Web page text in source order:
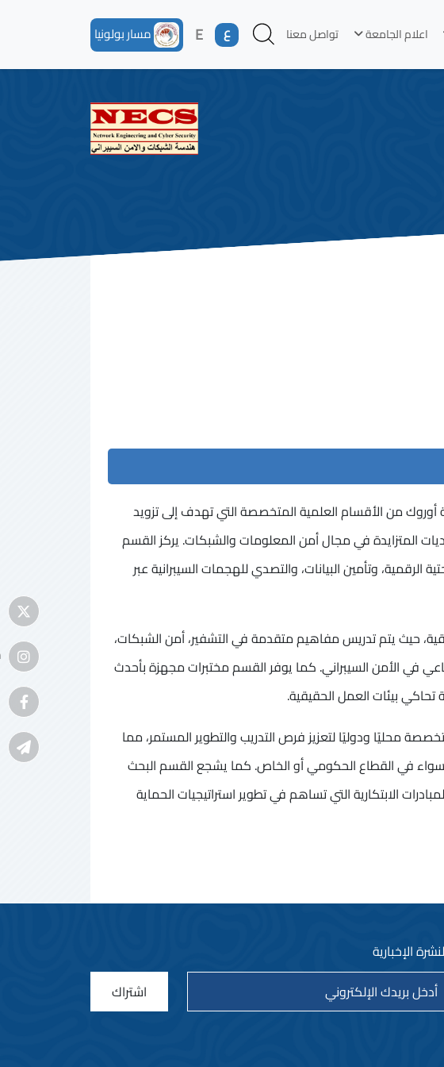
اعلام الجامعة تواصل معنا ع E مسار بولونيا
من الأقسام العلمية المتخصصة التي تهدف إلى تزويد
المتزايدة في مجال أمن المعلومات والشبكات. يركز القسم
وتأمين البيانات، والتصدي للهجمات السيبرانية عبر
حيث يتم تدريس مفاهيم متقدمة في التشفير، أمن الشبكات،
في الأمن السيبراني. كما يوفر القسم مختبرات مجهزة بأحدث
تحاكي بيئات العمل الحقيقية.
محليًا ودوليًا لتعزيز فرص التدريب والتطوير المستمر، مما
في القطاع الحكومي أو الخاص. كما يشجع القسم البحث
الابتكارية التي تساهم في تطوير استراتيجيات الحماية
الإخبارية
اشتراك